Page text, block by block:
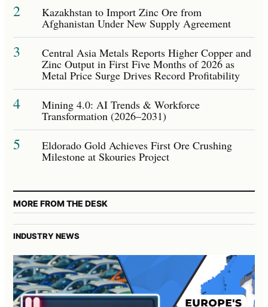
2 Kazakhstan to Import Zinc Ore from
Afghanistan Under New Supply Agreement
3 Central Asia Metals Reports Higher Copper and
Zinc Output in First Five Months of 2026 as
Metal Price Surge Drives Record Profitability
4 Mining 4.0: AI Trends & Workforce
Transformation (2026–2031)
5 Eldorado Gold Achieves First Ore Crushing
Milestone at Skouries Project
MORE FROM THE DESK
INDUSTRY NEWS